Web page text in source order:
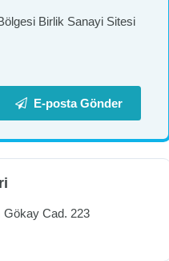
Birlik Sanayi Sitesi
E-posta Gönder
Gökay Cad. 223